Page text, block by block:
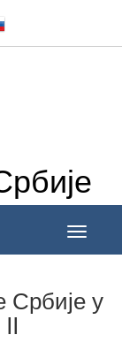
Toggle
Србије у